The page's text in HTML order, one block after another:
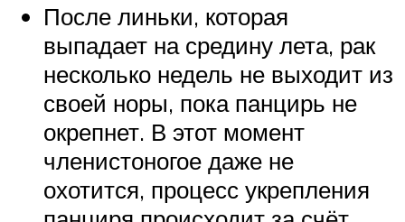
После линьки, которая
выпадает на средину лета, рак
несколько недель не выходит из
своей норы, пока панцирь не
окрепнет. В этот момент
членистоногое даже не
охотится, процесс укрепления